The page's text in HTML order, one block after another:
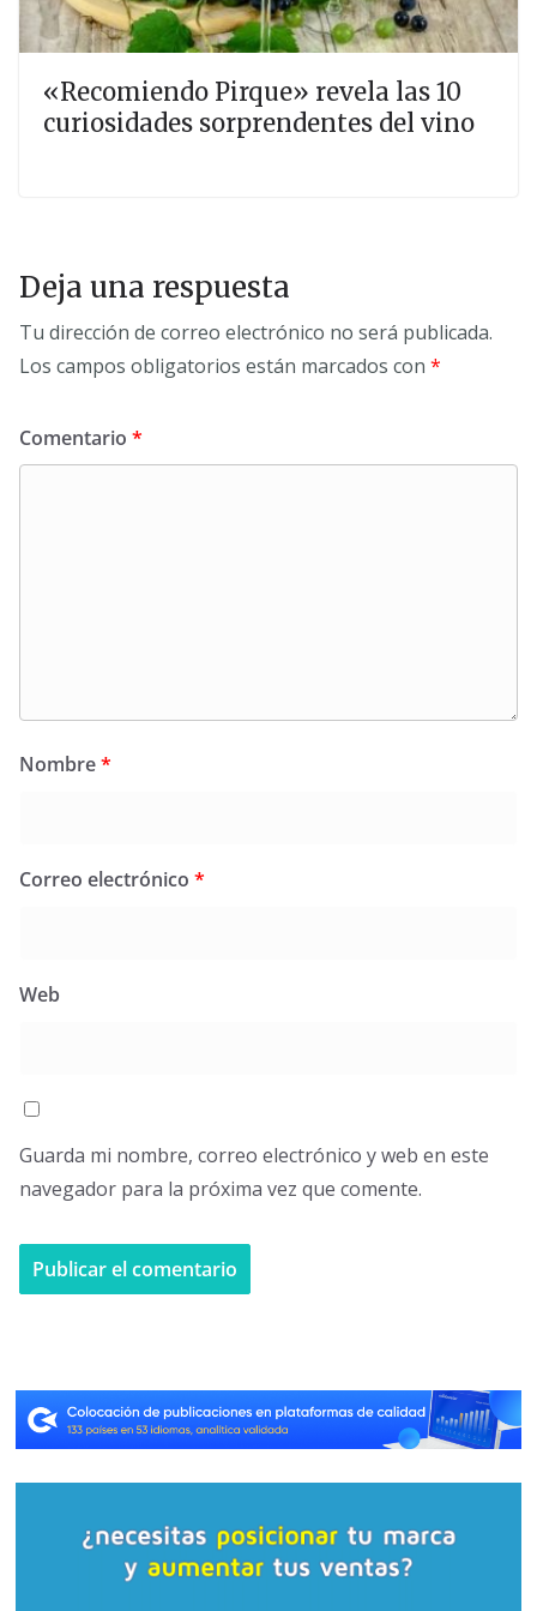
«Recomiendo Pirque» revela las 10
curiosidades sorprendentes del vino
Deja una respuesta
Tu dirección de correo electrónico no será publicada.
Los campos obligatorios están marcados con *
Comentario *
Nombre*
Correo electrónico *
Web
Guarda mi nombre, correo electrónico y web en este
navegador para la próxima vez que comente.